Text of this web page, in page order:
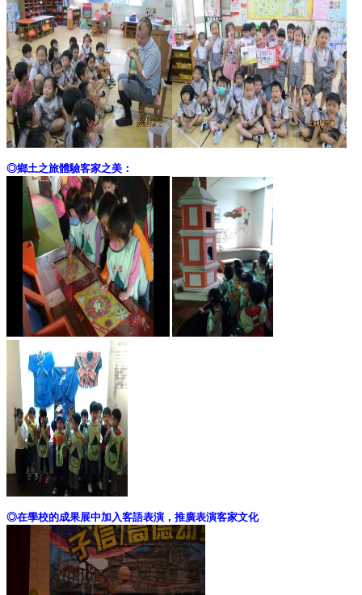
課表(寒假營)
app好校通
app好校通
◎鄉土之旅體驗客家之美：
◎在學校的成果展中加入客語表演，推廣表演客家文化